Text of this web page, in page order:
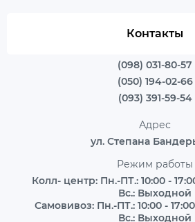
Контакты
(098) 031-80-57
(050) 194-02-66
(093) 391-59-54
Адрес
ул. Степана
Режим работы
Колл- центр: Пн.-ПТ.: 10:00 -
Вс.: Выходной
Самовивоз: Пн.-ПТ.: 10:00 -
Вс.: Выходной